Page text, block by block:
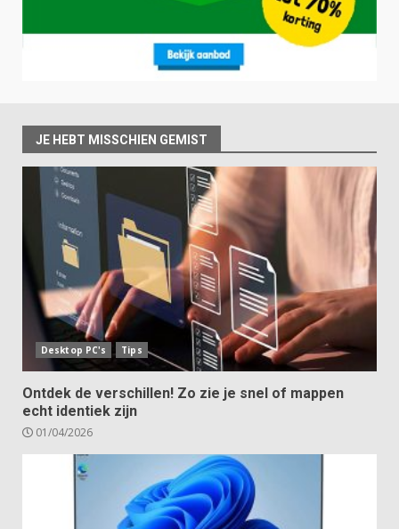
JE HEBT MISSCHIEN GEMIST
Desktop PC's Tips
Ontdek de verschillen! Zo zie je snel of mappen
echt identiek zijn
01/04/2026